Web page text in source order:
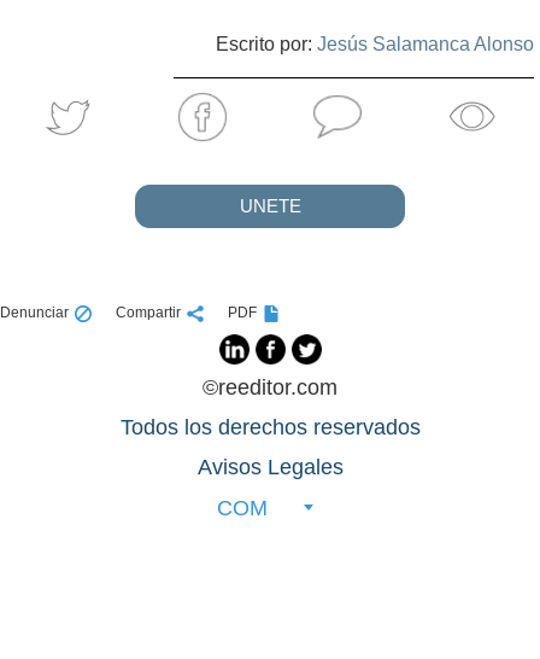
Escrito por: Jesús Salamanca Alonso
UNETE
Denunciar Compartir PDF
©reeditor.com
Todos los derechos reservados
Avisos Legales